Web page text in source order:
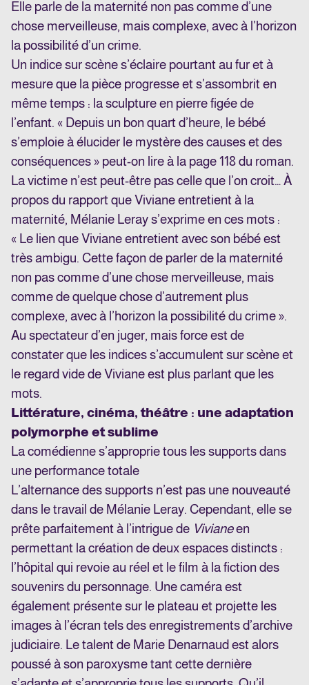
Elle parle de la maternité non pas comme d’une
chose merveilleuse, mais complexe, avec à l’horizon
la possibilité d’un crime.
Un indice sur scène s’éclaire pourtant au fur et à
mesure que la pièce progresse et s’assombrit en
même temps : la sculpture en pierre figée de
l’enfant. « Depuis un bon quart d’heure, le bébé
s’emploie à élucider le mystère des causes et des
conséquences » peut-on lire à la page 118 du roman.
La victime n’est peut-être pas celle que l’on croit… À
propos du rapport que Viviane entretient à la
maternité, Mélanie Leray s’exprime en ces mots :
« Le lien que Viviane entretient avec son bébé est
très ambigu. Cette façon de parler de la maternité
non pas comme d’une chose merveilleuse, mais
comme de quelque chose d’autrement plus
complexe, avec à l’horizon la possibilité du crime ».
Au spectateur d’en juger, mais force est de
constater que les indices s’accumulent sur scène et
le regard vide de Viviane est plus parlant que les
mots.
Littérature, cinéma, théâtre : une adaptation
polymorphe et sublime
La comédienne s’approprie tous les supports dans
une performance totale
L’alternance des supports n’est pas une nouveauté
dans le travail de Mélanie Leray. Cependant, elle se
prête parfaitement à l’intrigue de Vivianeen
permettant la création de deux espaces distincts :
l’hôpital qui revoie au réel et le film à la fiction des
souvenirs du personnage. Une caméra est
également présente sur le plateau et projette les
images à l’écran tels des enregistrements d’archive
judiciaire. Le talent de Marie Denarnaud est alors
poussé à son paroxysme tant cette dernière